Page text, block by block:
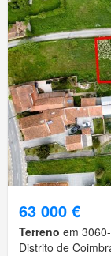
63 000 €
Terreno em
Distrito de